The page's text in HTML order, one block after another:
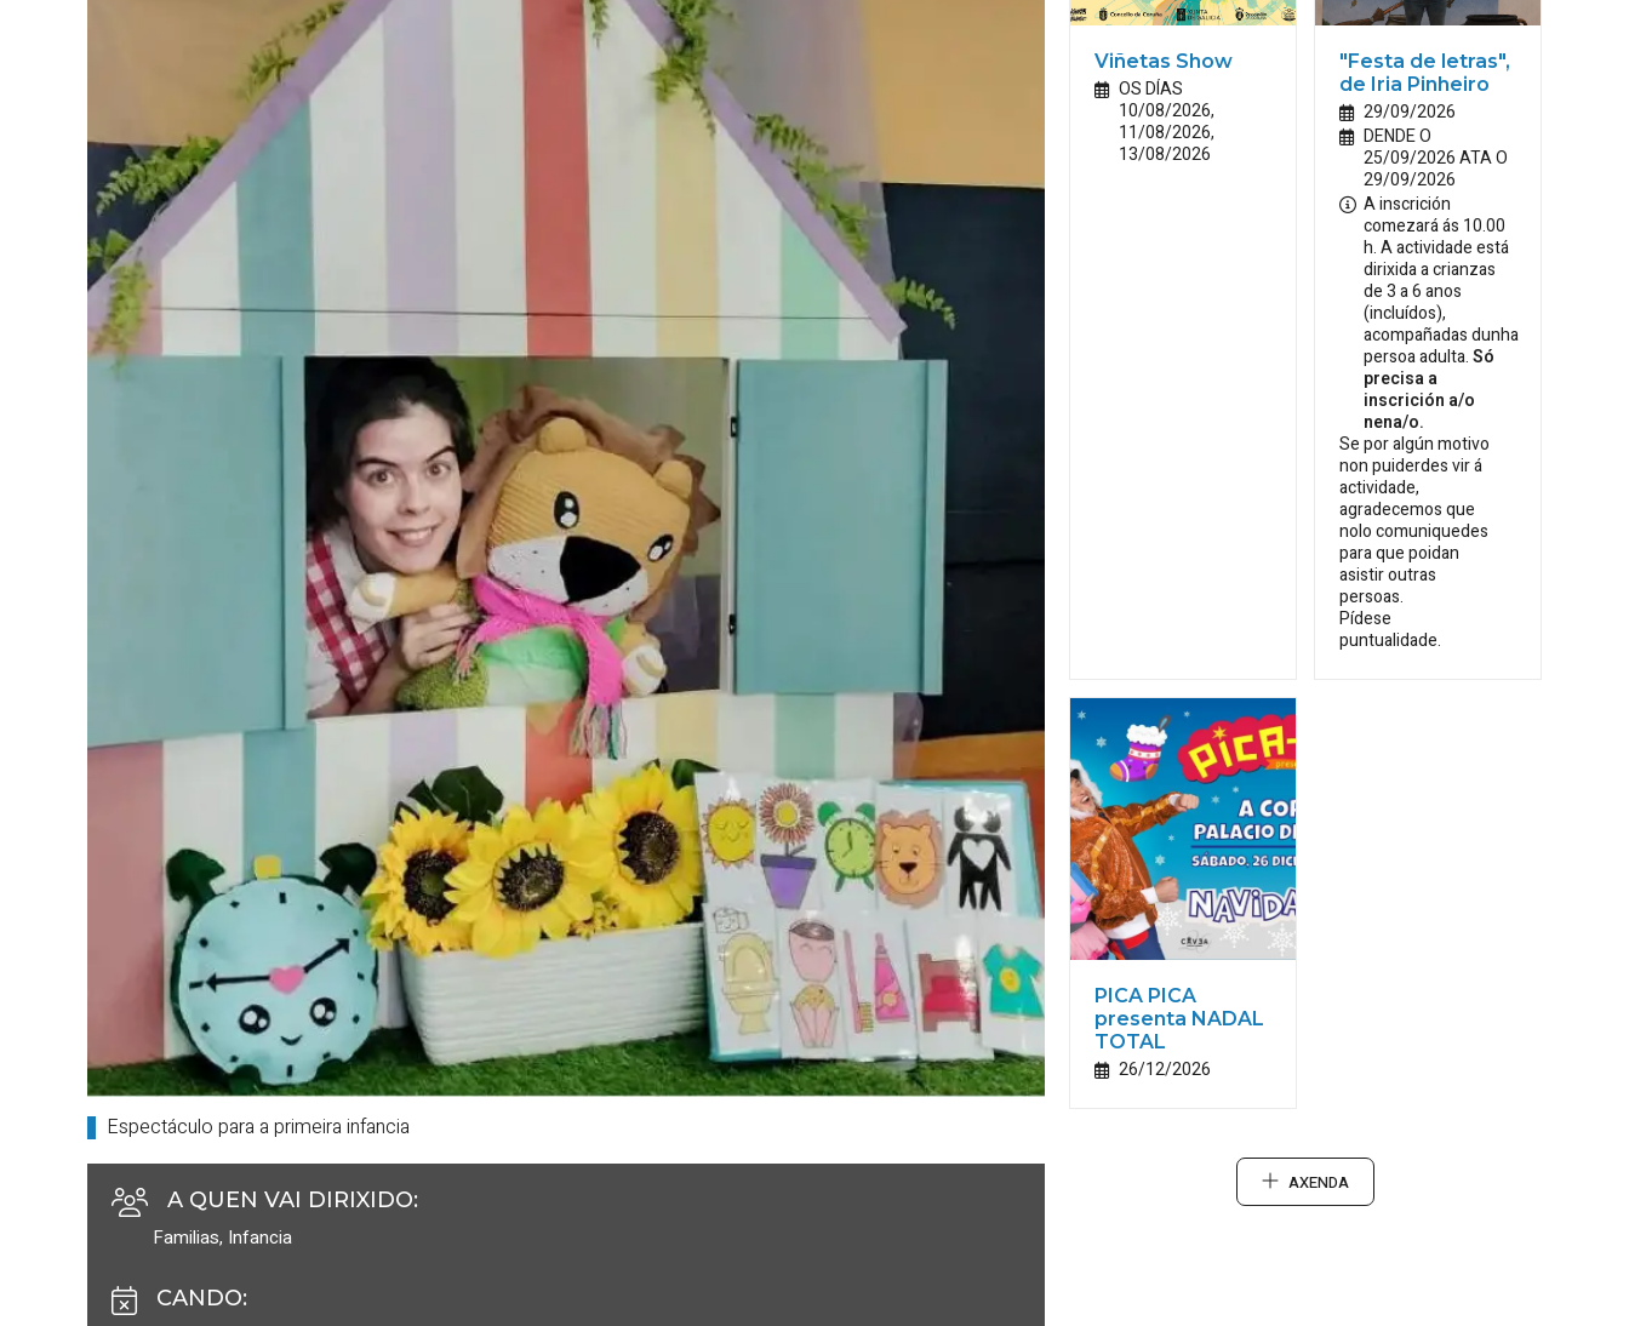
Espectáculo para a primeira infancia
A QUEN VAI DIRIXIDO:
Familias, Infancia
CANDO:
Viñetas Show
OS DÍAS
10/08/2026,
11/08/2026,
13/08/2026
"Festa de letras",
de Iria Pinheiro
29/09/2026
DENDE O
25/09/2026 ATA O
29/09/2026
A inscrición
comezará ás 10.00
h. A actividade está
dirixida a crianzas
de 3 a 6 anos
(incluídos),
acompañadas dunha
persoa adulta.Só
precisa a
inscrición a/o
nena/o.
Se por algún motivo
non puiderdes vir á
actividade,
agradecemos que
nolo comuniquedes
para que poidan
asistir outras
persoas.
Pídese
puntualidade.
PICA PICA
presenta NADAL
TOTAL
26/12/2026
AXENDA